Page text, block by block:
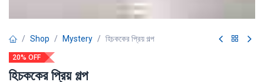
Shop Mystery হিচককের প্রিয় গল্প
20% OFF
হিচককের প্রিয় গল্প